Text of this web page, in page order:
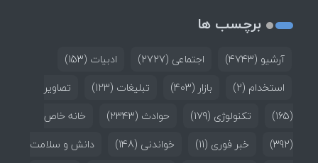
برچسب ها
آرشیو (4743) اجتماعی (2727) ادبیات (153)
استخدام (2) بازار (403) تبلیغات (123)
تصاویر
(165)
تکنولوژی (179) حوادث (2343)
خانه خاص
(392)
خبر فوری (11) خواندنی (148) دانش و سلامت